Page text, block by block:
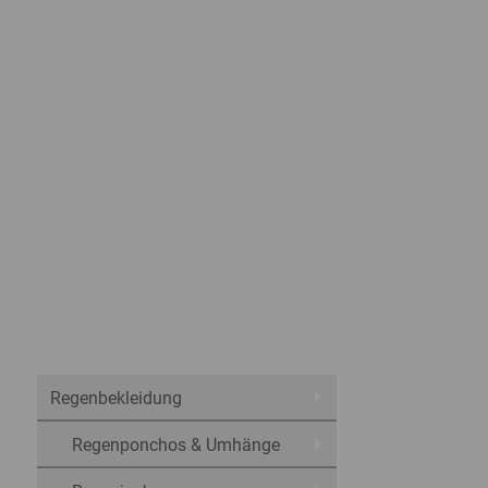
Regenbekleidung
Regenponchos & Umhänge